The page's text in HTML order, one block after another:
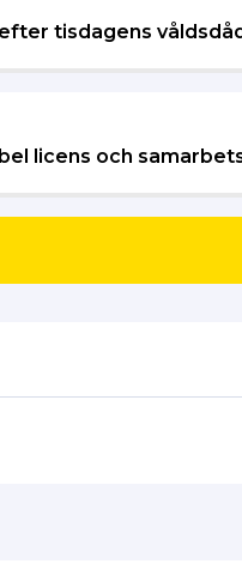
tisdagens
licens och